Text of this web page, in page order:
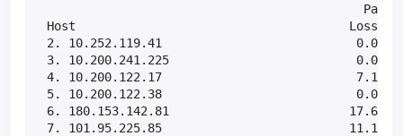
Host                                      Loss%   Snt
2. 10.252.119.41                           0.0%
3. 10.200.241.225                          0.0%
4. 10.200.122.17                           7.1%
5. 10.200.122.38                           0.0%
6. 180.153.142.81                         17.6%
7. 101.95.225.85                          11.1%